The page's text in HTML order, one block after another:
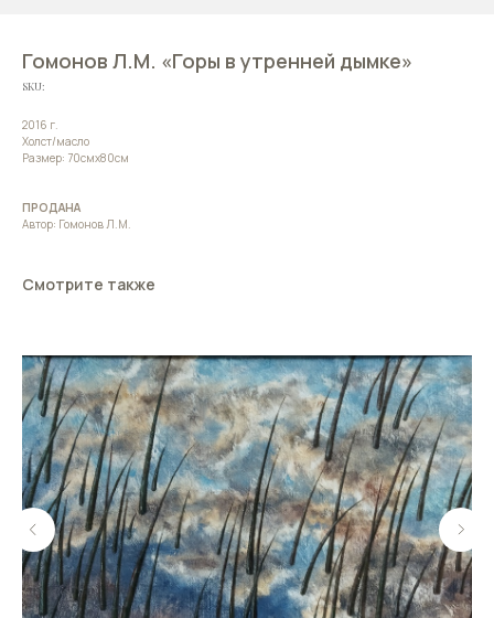
Гомонов Л.М. «Горы в утренней дымке»
SKU:
2016 г.
Холст/масло
Размер: 70смх80см
ПРОДАНА
Автор: Гомонов Л.М.
Смотрите также